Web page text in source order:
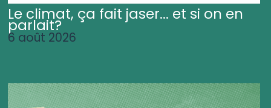
Le climat, ça fait jaser... et si on en
parlait?
6 août 2026